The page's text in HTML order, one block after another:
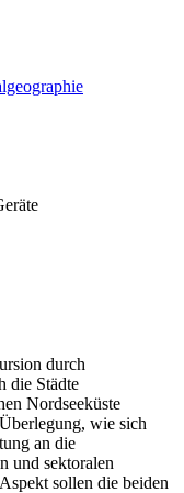
durch
die Städte
Nordseeküste
wie sich
an die
und sektoralen
sollen die beiden